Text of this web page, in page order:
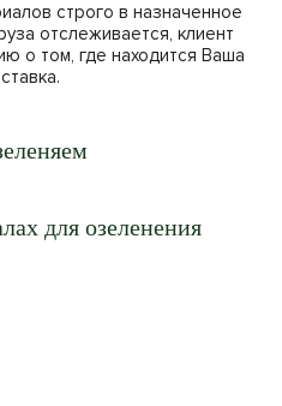
строго в назначенное
отслеживается, клиент
о том, где находится Ваша
Комплексы
центр
бор
Лужники
парк
Шереметьево
гора
пойма
для озеленения